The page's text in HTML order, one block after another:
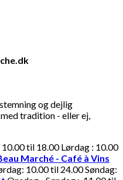
og dejlig
tradition - eller ej,
til 18.00 Lørdag : 10.00
Marché - Café à Vins
10.00 til 24.00 Søndag: